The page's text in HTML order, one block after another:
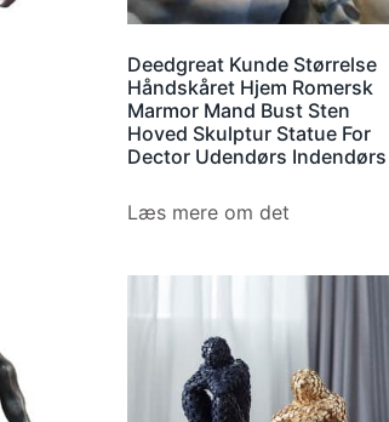
Deedgreat Kunde Størrelse
Håndskåret Hjem Romersk
Marmor Mand Bust Sten
Hoved Skulptur Statue For
Dector Udendørs Indendørs
Læs mere om det